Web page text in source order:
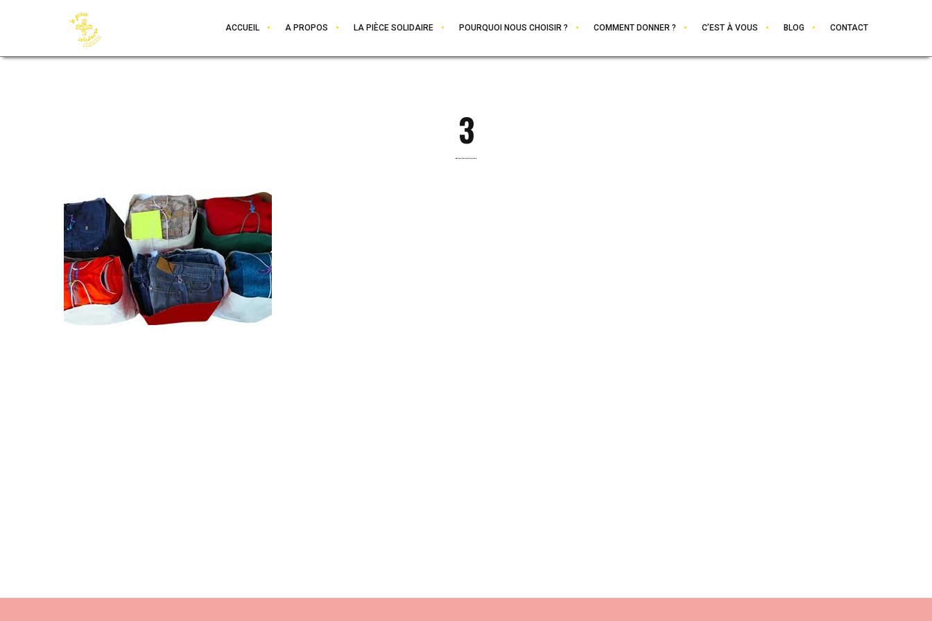
ACCUEIL A PROPOS LA PIÈCE SOLIDAIRE POURQUOI NOUS CHOISIR ? COMMENT DONNER ? C’EST À VOUS BLOG CONTACT
3